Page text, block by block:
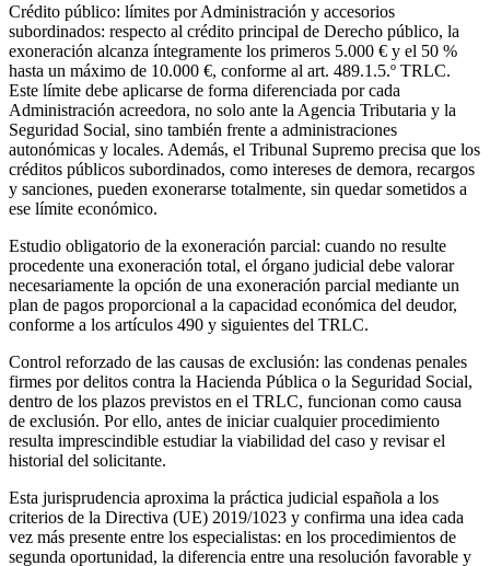
Crédito público: límites por Administración y accesorios
subordinados: respecto al crédito principal de Derecho público, la
exoneración alcanza íntegramente los primeros 5.000 € y el 50 %
hasta un máximo de 10.000 €, conforme al art. 489.1.5.º TRLC.
Este límite debe aplicarse de forma diferenciada por cada
Administración acreedora, no solo ante la Agencia Tributaria y la
Seguridad Social, sino también frente a administraciones
autonómicas y locales. Además, el Tribunal Supremo precisa que los
créditos públicos subordinados, como intereses de demora, recargos
y sanciones, pueden exonerarse totalmente, sin quedar sometidos a
ese límite económico.
Estudio obligatorio de la exoneración parcial: cuando no resulte
procedente una exoneración total, el órgano judicial debe valorar
necesariamente la opción de una exoneración parcial mediante un
plan de pagos proporcional a la capacidad económica del deudor,
conforme a los artículos 490 y siguientes del TRLC.
Control reforzado de las causas de exclusión: las condenas penales
firmes por delitos contra la Hacienda Pública o la Seguridad Social,
dentro de los plazos previstos en el TRLC, funcionan como causa
de exclusión. Por ello, antes de iniciar cualquier procedimiento
resulta imprescindible estudiar la viabilidad del caso y revisar el
historial del solicitante.
Esta jurisprudencia aproxima la práctica judicial española a los
criterios de la Directiva (UE) 2019/1023 y confirma una idea cada
vez más presente entre los especialistas: en los procedimientos de
segunda oportunidad, la diferencia entre una resolución favorable y